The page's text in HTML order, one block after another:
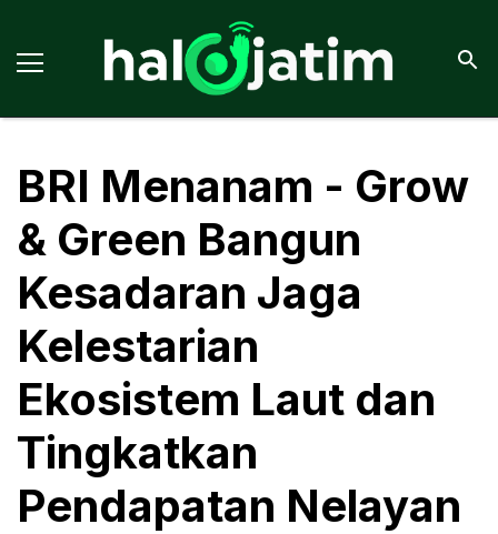
BRI Menanam - Grow
& Green Bangun
Kesadaran Jaga
Kelestarian
Ekosistem Laut dan
Tingkatkan
Pendapatan Nelayan